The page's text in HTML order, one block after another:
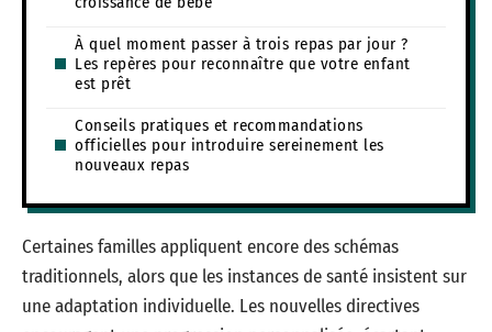
À quel moment passer à trois repas par jour ?
Les repères pour reconnaître que votre enfant
est prêt
Conseils pratiques et recommandations
officielles pour introduire sereinement les
nouveaux repas
Certaines familles appliquent encore des schémas
traditionnels, alors que les instances de santé insistent sur
une adaptation individuelle. Les nouvelles directives